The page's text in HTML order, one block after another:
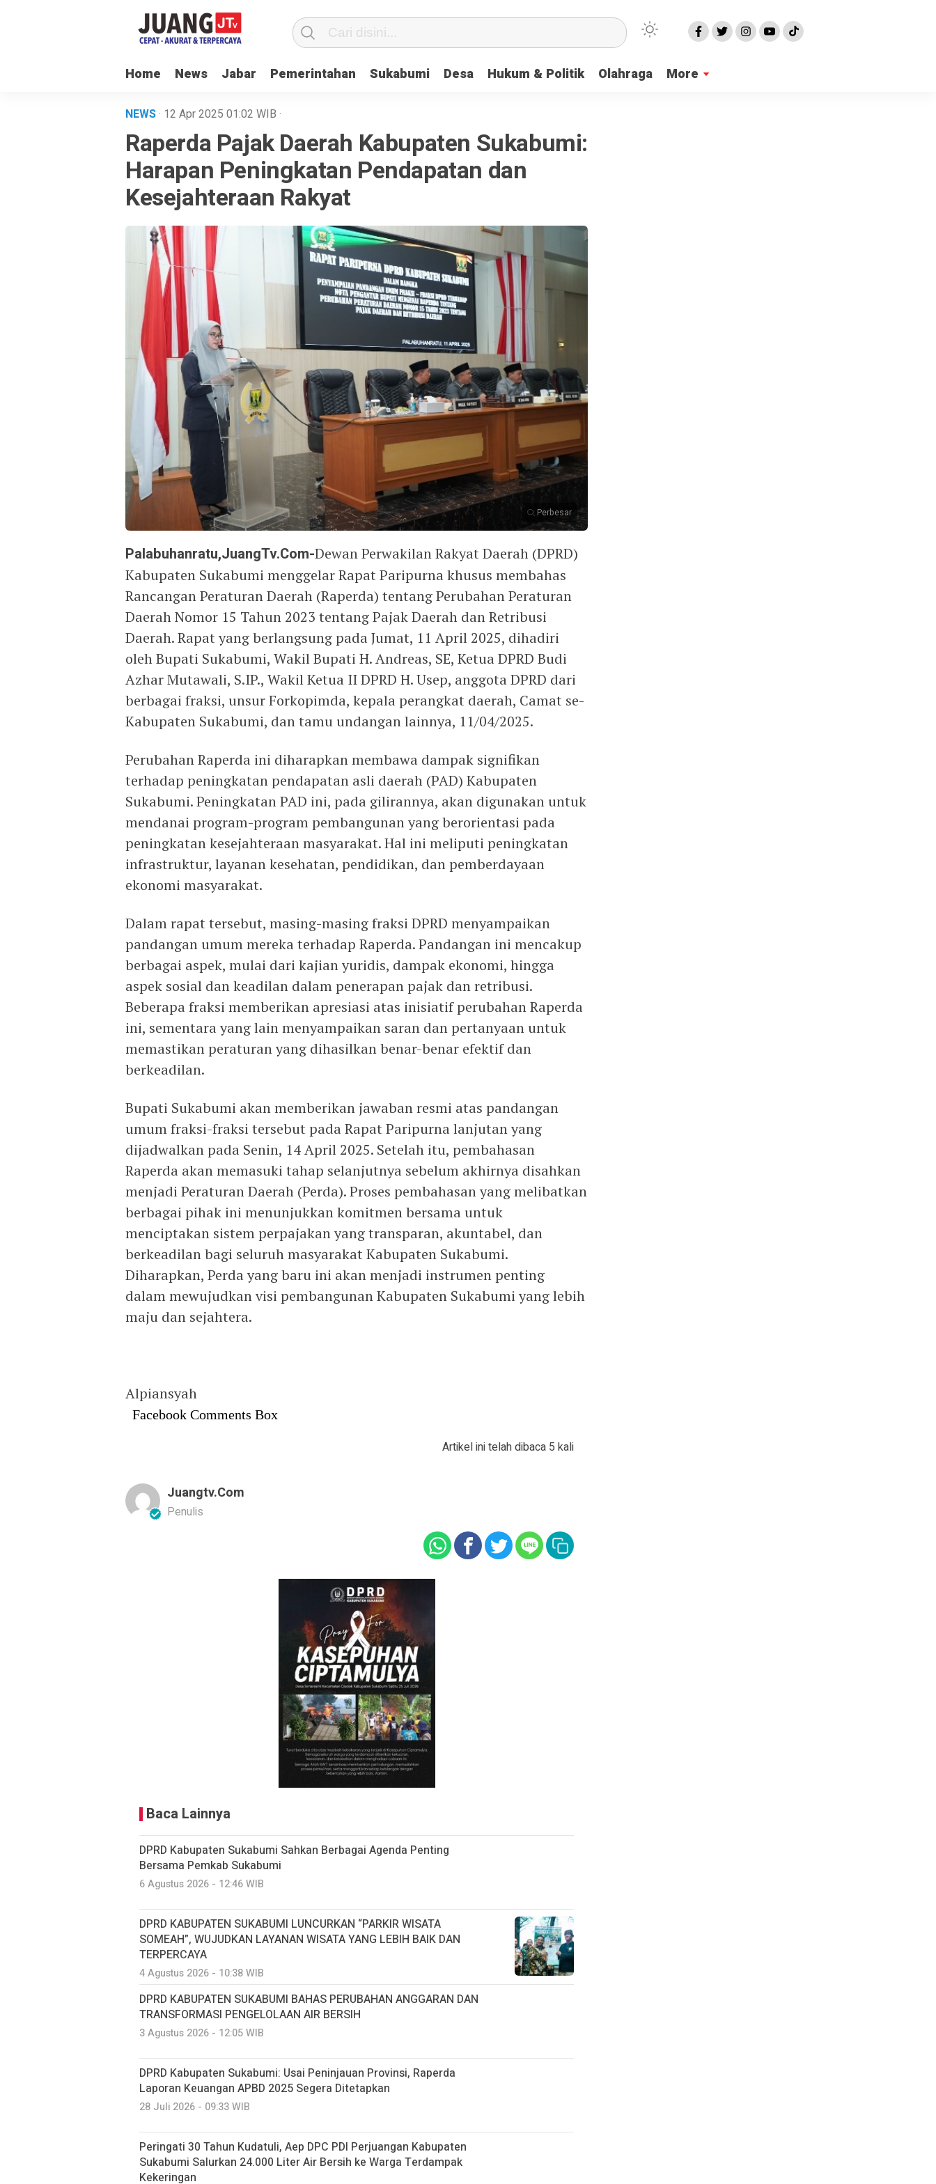
Home News Jabar Pemerintahan Sukabumi Desa Hukum & Politik Olahraga More
NEWS· 12 Apr 2025 01:02 WIB ·
Raperda Pajak Daerah Kabupaten Sukabumi:
Harapan Peningkatan Pendapatan dan
Kesejahteraan Rakyat
Perbesar
Palabuhanratu,JuangTv.Com-Dewan Perwakilan Rakyat Daerah (DPRD)
Kabupaten Sukabumi menggelar Rapat Paripurna khusus membahas
Rancangan Peraturan Daerah (Raperda) tentang Perubahan Peraturan
Daerah Nomor 15 Tahun 2023 tentang Pajak Daerah dan Retribusi
Daerah. Rapat yang berlangsung pada Jumat, 11 April 2025, dihadiri
oleh Bupati Sukabumi, Wakil Bupati H. Andreas, SE, Ketua DPRD Budi
Azhar Mutawali, S.IP., Wakil Ketua II DPRD H. Usep, anggota DPRD dari
berbagai fraksi, unsur Forkopimda, kepala perangkat daerah, Camat se-
Kabupaten Sukabumi, dan tamu undangan lainnya, 11/04/2025.
Perubahan Raperda ini diharapkan membawa dampak signifikan
terhadap peningkatan pendapatan asli daerah (PAD) Kabupaten
Sukabumi. Peningkatan PAD ini, pada gilirannya, akan digunakan untuk
mendanai program-program pembangunan yang berorientasi pada
peningkatan kesejahteraan masyarakat. Hal ini meliputi peningkatan
infrastruktur, layanan kesehatan, pendidikan, dan pemberdayaan
ekonomi masyarakat.
Dalam rapat tersebut, masing-masing fraksi DPRD menyampaikan
pandangan umum mereka terhadap Raperda. Pandangan ini mencakup
berbagai aspek, mulai dari kajian yuridis, dampak ekonomi, hingga
aspek sosial dan keadilan dalam penerapan pajak dan retribusi.
Beberapa fraksi memberikan apresiasi atas inisiatif perubahan Raperda
ini, sementara yang lain menyampaikan saran dan pertanyaan untuk
memastikan peraturan yang dihasilkan benar-benar efektif dan
berkeadilan.
Bupati Sukabumi akan memberikan jawaban resmi atas pandangan
umum fraksi-fraksi tersebut pada Rapat Paripurna lanjutan yang
dijadwalkan pada Senin, 14 April 2025. Setelah itu, pembahasan
Raperda akan memasuki tahap selanjutnya sebelum akhirnya disahkan
menjadi Peraturan Daerah (Perda). Proses pembahasan yang melibatkan
berbagai pihak ini menunjukkan komitmen bersama untuk
menciptakan sistem perpajakan yang transparan, akuntabel, dan
berkeadilan bagi seluruh masyarakat Kabupaten Sukabumi.
Diharapkan, Perda yang baru ini akan menjadi instrumen penting
dalam mewujudkan visi pembangunan Kabupaten Sukabumi yang lebih
maju dan sejahtera.
Alpiansyah
Facebook Comments Box
Artikel ini telah dibaca 5 kali
Juangtv.com
Penulis
Baca Lainnya
DPRD Kabupaten Sukabumi Sahkan Berbagai Agenda Penting
Bersama Pemkab Sukabumi
6 Agustus 2026 - 12:46 WIB
DPRD KABUPATEN SUKABUMI LUNCURKAN “PARKIR WISATA
SOMEAH”, WUJUDKAN LAYANAN WISATA YANG LEBIH BAIK DAN
TERPERCAYA
4 Agustus 2026 - 10:38 WIB
DPRD KABUPATEN SUKABUMI BAHAS PERUBAHAN ANGGARAN DAN
TRANSFORMASI PENGELOLAAN AIR BERSIH
3 Agustus 2026 - 12:05 WIB
DPRD Kabupaten Sukabumi: Usai Peninjauan Provinsi, Raperda
Laporan Keuangan APBD 2025 Segera Ditetapkan
28 Juli 2026 - 09:33 WIB
Peringati 30 Tahun Kudatuli, Aep DPC PDI Perjuangan Kabupaten
Sukabumi Salurkan 24.000 Liter Air Bersih ke Warga Terdampak
Kekeringan